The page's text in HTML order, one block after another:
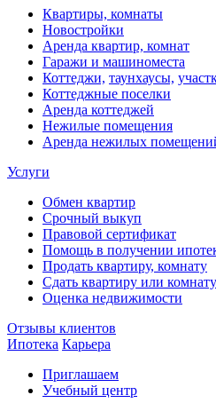
Квартиры, комнаты
Новостройки
Аренда квартир, комнат
Гаражи и машиноместа
Коттеджи, таунхаусы,
Коттеджные поселки
Аренда коттеджей
Нежилые помещения
Аренда нежилых
Услуги
Обмен квартир
Срочный выкуп
Правовой сертификат
Помощь в получении
Продать квартиру, комнату
Сдать квартиру или комнату
Оценка недвижимости
Отзывы клиентов
Ипотека Карьера
Приглашаем
Учебный центр